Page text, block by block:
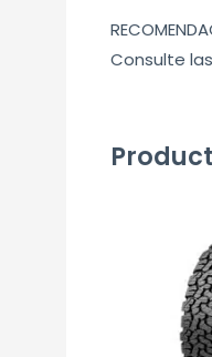
Consulte